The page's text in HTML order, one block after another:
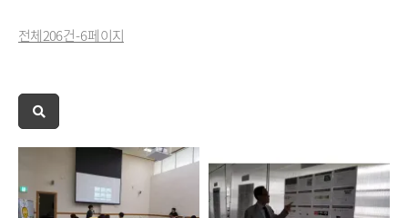
전체 206 건 - 6 페이지